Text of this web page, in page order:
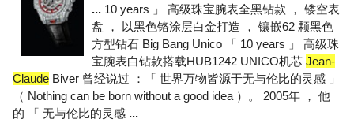
... 10 years 」 高级珠宝腕表全黑钻款 ， 镂空表
盘 ， 以黑色铬涂层白金打造 ， 镶嵌62 颗黑色
方型钻石 Big Bang Unico 「 10 years 」 高级珠
宝腕表白钻款搭载HUB1242 UNICO机芯 Jean-
Claude Biver 曾经说过 ：「 世界万物皆源于无与伦比的灵感 」
（ Nothing can be born without a good idea ）。 2005年 ， 他
的 「 无与伦比的灵感 ...